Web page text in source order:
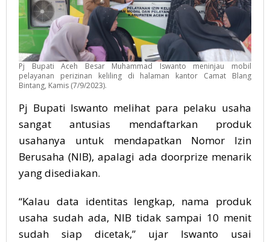
Pj Bupati Aceh Besar Muhammad Iswanto meninjau mobil
pelayanan perizinan keliling di halaman kantor Camat Blang
Bintang, Kamis (7/9/2023).
Pj Bupati Iswanto melihat para pelaku usaha
sangat antusias mendaftarkan produk
usahanya untuk mendapatkan Nomor Izin
Berusaha (NIB), apalagi ada doorprize menarik
yang disediakan.
“Kalau data identitas lengkap, nama produk
usaha sudah ada, NIB tidak sampai 10 menit
sudah siap dicetak,” ujar Iswanto usai